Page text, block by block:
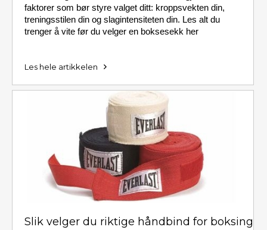
faktorer som bør styre valget ditt: kroppsvekten din,
treningsstilen din og slagintensiteten din. Les alt du
trenger å vite før du velger en boksesekk her
Les hele artikkelen
Slik velger du riktige håndbind for boksing